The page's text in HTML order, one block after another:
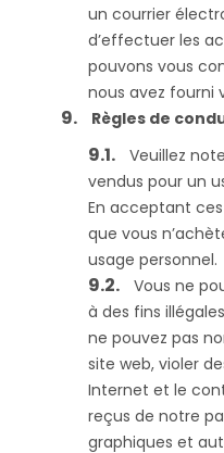
un courrier
d’effectuer les
pouvons vous
nous avez fourni
Règles de
Veuillez
vendus pour un
En acceptant
que vous
usage personnel.
Vous ne
à des fins
ne pouvez pas
site web, violer
Internet et le
reçus de notre
graphiques et